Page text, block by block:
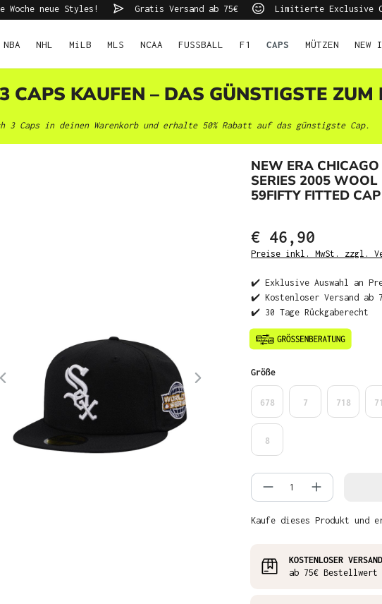
Woche neue Styles! Gratis Versand ab 75€ Limitierte Exclusive
NBA NHL MiLB MLS NCAA FUSSBALL F1 CAPS MÜTZEN NEW
CAPS KAUFEN – DAS GÜNSTIGSTE
3 Caps in deinen Warenkorb und erhalte 50% Rabatt auf das günstigste Cap.
NEW ERA
SERIES 2005
59FIFTY FITTED CAP
€ 46,90
Preise inkl. MwSt. zzgl.
✔️ Exklusive Auswahl an
✔️ Kostenloser Versand ab
✔️ 30 Tage Rückgaberecht
Größeauswählen
678 7 718
8
Produkt
Kaufe dieses Produkt und
KOSTENLOSER VERSAND
ab 75€ Bestellwert